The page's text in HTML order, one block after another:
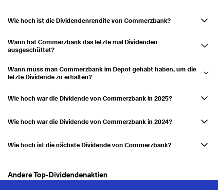
Wie hoch ist die Dividendenrendite von Commerzbank?
Wann hat Commerzbank das letzte mal Dividenden
ausgeschüttet?
Wann muss man Commerzbank im Depot gehabt haben, um die
letzte Dividende zu erhalten?
die Ausschüttung erhalten.
Wie hoch war die Dividende von Commerzbank in 2025?
Wie hoch war die Dividende von Commerzbank in 2024?
Wie hoch ist die nächste Dividende von Commerzbank?
Andere Top-Dividendenaktien